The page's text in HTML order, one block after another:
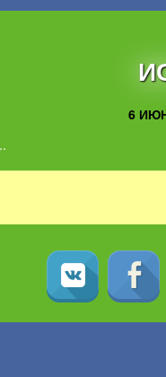
6